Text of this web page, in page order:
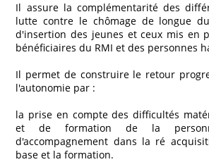
Il assure la complémentarité des
lutte contre le chômage de longue
d'insertion des jeunes et ceux mis en
bénéficiaires du RMI et des personnes
Il permet de construire le retour
l'autonomie par :
la prise en compte des difficultés
et de formation de la
d'accompagnement dans la ré
base et la formation.